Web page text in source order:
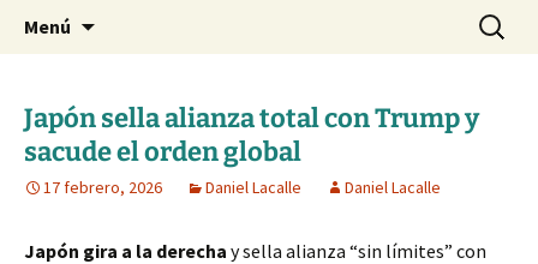
dlacalle.com
Blog de Daniel Lacalle
Menú Buscar:
Japón sella alianza total con Trump y
sacude el orden global
17 febrero, 2026 Daniel Lacalle Daniel Lacalle
Japón gira a la derecha y sella alianza “sin límites” con